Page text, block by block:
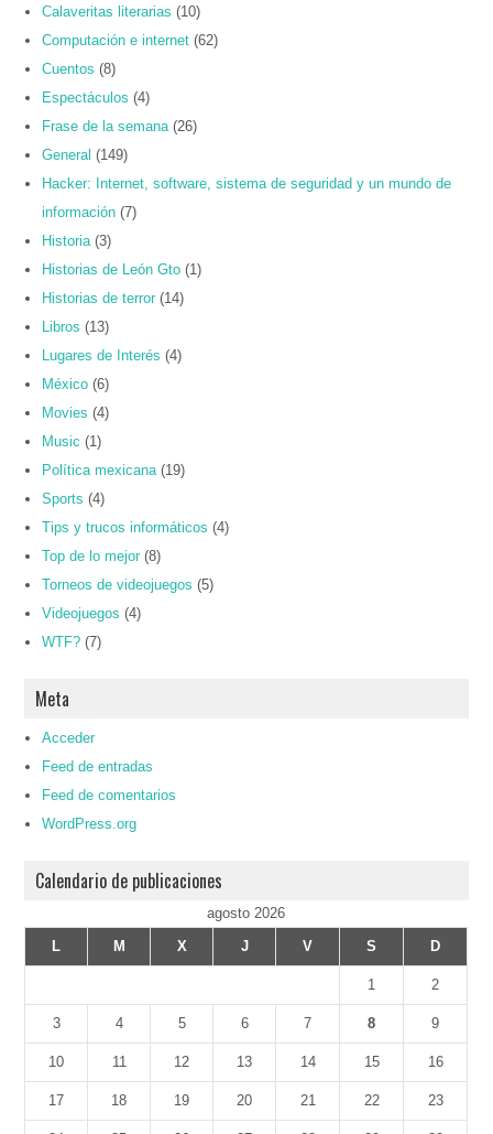
Calaveritas literarias (10)
Computación e internet (62)
Cuentos (8)
Espectáculos (4)
Frase de la semana (26)
General (149)
Hacker: Internet, software, sistema de seguridad y un mundo de
información (7)
Historia (3)
Historias de León Gto (1)
Historias de terror (14)
Libros (13)
Lugares de Interés (4)
México (6)
Movies (4)
Music (1)
Política mexicana (19)
Sports (4)
Tips y trucos informáticos (4)
Top de lo mejor (8)
Torneos de videojuegos (5)
Videojuegos (4)
WTF? (7)
Meta
Acceder
Feed de entradas
Feed de comentarios
WordPress.org
Calendario de publicaciones
agosto 2026
L
M X J V S D
1 2
3 4 5 6 7 8 9
10 11 12 13 14 15 16
17 18 19 20 21 22 23